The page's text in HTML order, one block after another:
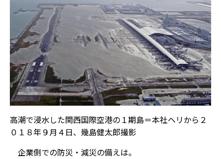
高潮で浸水した関西国際空港の１期島＝本社ヘリから２
０１８年９月４日、幾島健太郎撮影
――企業側での防災・減災の備えは。